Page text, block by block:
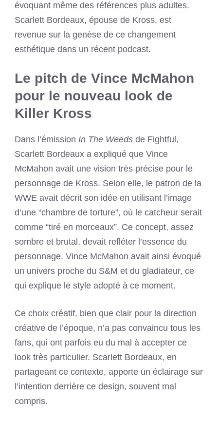
évoquant même des références plus adultes.
Scarlett Bordeaux, épouse de Kross, est
revenue sur la genèse de ce changement
esthétique dans un récent podcast.
Le pitch de Vince McMahon
pour le nouveau look de
Killer Kross
Dans l’émission In The Weeds de Fightful,
Scarlett Bordeaux a expliqué que Vince
McMahon avait une vision très précise pour le
personnage de Kross. Selon elle, le patron de la
WWE avait décrit son idée en utilisant l’image
d’une “chambre de torture”, où le catcheur serait
comme “tiré en morceaux”. Ce concept, assez
sombre et brutal, devait refléter l’essence du
personnage. Vince McMahon avait ainsi évoqué
un univers proche du S&M et du gladiateur, ce
qui explique le style adopté à ce moment.
Ce choix créatif, bien que clair pour la direction
créative de l’époque, n’a pas convaincu tous les
fans, qui ont parfois eu du mal à accepter ce
look très particulier. Scarlett Bordeaux, en
partageant ce contexte, apporte un éclairage sur
l’intention derrière ce design, souvent mal
compris.